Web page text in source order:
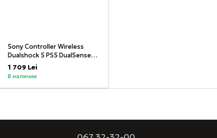
Sony Controller Wireless
Dualshock 5 PS5 DualSense
Sterling Silver
1 709 Lei
В наличии